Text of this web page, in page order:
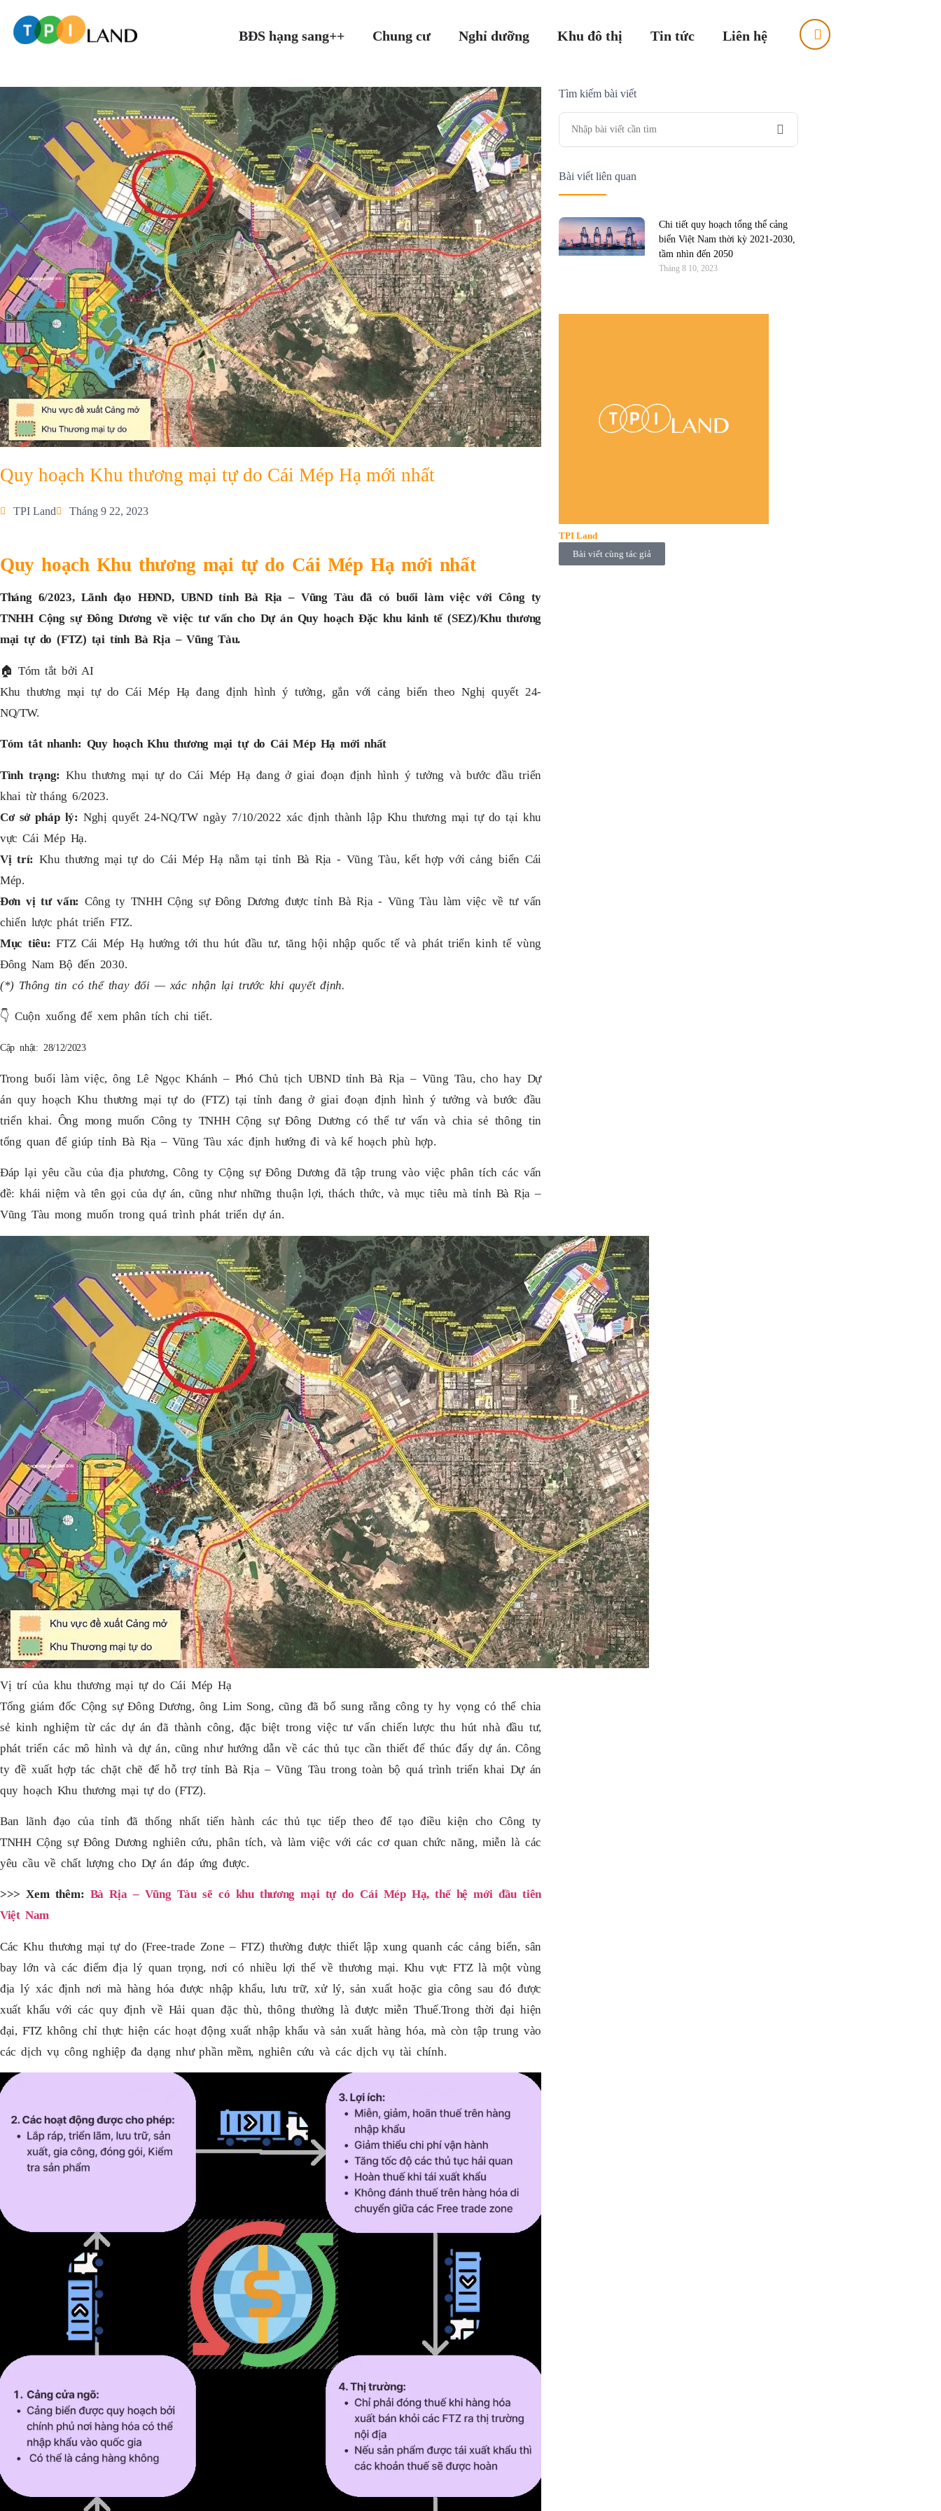
BĐS hạng sang++ Chung cư Nghỉ dưỡng Khu đô thị Tin tức Liên hệ
Quy hoạch Khu thương mại tự do Cái Mép Hạ mới nhất
TPI Land Tháng 9 22, 2023
Quy hoạch Khu thương mại tự do Cái Mép Hạ mới nhất
Tháng 6/2023, Lãnh đạo HĐND, UBND tỉnh Bà Rịa – Vũng Tàu đã có buổi làm việc với Công ty
TNHH Cộng sự Đông Dương về việc tư vấn cho Dự án Quy hoạch Đặc khu kinh tế (SEZ)/Khu thương
mại tự do (FTZ) tại tỉnh Bà Rịa – Vũng Tàu.
🏠 Tóm tắt bởi AI
Khu thương mại tự do Cái Mép Hạ đang định hình ý tưởng, gắn với cảng biển theo Nghị quyết 24-
NQ/TW.
Tóm tắt nhanh: Quy hoạch Khu thương mại tự do Cái Mép Hạ mới nhất
Tình trạng: Khu thương mại tự do Cái Mép Hạ đang ở giai đoạn định hình ý tưởng và bước đầu triển
khai từ tháng 6/2023.
Cơ sở pháp lý: Nghị quyết 24-NQ/TW ngày 7/10/2022 xác định thành lập Khu thương mại tự do tại khu
vực Cái Mép Hạ.
Vị trí: Khu thương mại tự do Cái Mép Hạ nằm tại tỉnh Bà Rịa - Vũng Tàu, kết hợp với cảng biển Cái
Mép.
Đơn vị tư vấn: Công ty TNHH Cộng sự Đông Dương được tỉnh Bà Rịa - Vũng Tàu làm việc về tư vấn
chiến lược phát triển FTZ.
Mục tiêu: FTZ Cái Mép Hạ hướng tới thu hút đầu tư, tăng hội nhập quốc tế và phát triển kinh tế vùng
Đông Nam Bộ đến 2030.
(*) Thông tin có thể thay đổi — xác nhận lại trước khi quyết định.
👇 Cuộn xuống để xem phân tích chi tiết.
Cập nhật: 28/12/2023
Trong buổi làm việc, ông Lê Ngọc Khánh – Phó Chủ tịch UBND tỉnh Bà Rịa – Vũng Tàu, cho hay Dự
án quy hoạch Khu thương mại tự do (FTZ) tại tỉnh đang ở giai đoạn định hình ý tưởng và bước đầu
triển khai. Ông mong muốn Công ty TNHH Cộng sự Đông Dương có thể tư vấn và chia sẻ thông tin
tổng quan để giúp tỉnh Bà Rịa – Vũng Tàu xác định hướng đi và kế hoạch phù hợp.
Đáp lại yêu cầu của địa phương, Công ty Cộng sự Đông Dương đã tập trung vào việc phân tích các vấn
đề: khái niệm và tên gọi của dự án, cũng như những thuận lợi, thách thức, và mục tiêu mà tỉnh Bà Rịa –
Vũng Tàu mong muốn trong quá trình phát triển dự án.
Vị trí của khu thương mại tự do Cái Mép Hạ
Tổng giám đốc Cộng sự Đông Dương, ông Lim Song, cũng đã bổ sung rằng công ty hy vọng có thể chia
sẻ kinh nghiệm từ các dự án đã thành công, đặc biệt trong việc tư vấn chiến lược thu hút nhà đầu tư,
phát triển các mô hình và dự án, cũng như hướng dẫn về các thủ tục cần thiết để thúc đẩy dự án. Công
ty đề xuất hợp tác chặt chẽ để hỗ trợ tỉnh Bà Rịa – Vũng Tàu trong toàn bộ quá trình triển khai Dự án
quy hoạch Khu thương mại tự do (FTZ).
Ban lãnh đạo của tỉnh đã thống nhất tiến hành các thủ tục tiếp theo để tạo điều kiện cho Công ty
TNHH Cộng sự Đông Dương nghiên cứu, phân tích, và làm việc với các cơ quan chức năng, miễn là các
yêu cầu về chất lượng cho Dự án đáp ứng được.
>>> Xem thêm: Bà Rịa – Vũng Tàu sẽ có khu thương mại tự do Cái Mép Hạ, thế hệ mới đầu tiên
Việt Nam
Các Khu thương mại tự do (Free-trade Zone – FTZ) thường được thiết lập xung quanh các cảng biển, sân
bay lớn và các điểm địa lý quan trọng, nơi có nhiều lợi thế về thương mại. Khu vực FTZ là một vùng
địa lý xác định nơi mà hàng hóa được nhập khẩu, lưu trữ, xử lý, sản xuất hoặc gia công sau đó được
xuất khẩu với các quy định về Hải quan đặc thù, thông thường là được miễn Thuế.Trong thời đại hiện
đại, FTZ không chỉ thực hiện các hoạt động xuất nhập khẩu và sản xuất hàng hóa, mà còn tập trung vào
các dịch vụ công nghiệp đa dạng như phần mềm, nghiên cứu và các dịch vụ tài chính.
Tìm kiếm bài viết
Bài viết liên quan
Chi tiết quy hoạch tổng thể cảng
biển Việt Nam thời kỳ 2021-2030,
tầm nhìn đến 2050
Tháng 8 10, 2023
TPI Land
Bài viết cùng tác giả